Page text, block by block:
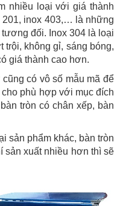
nhiều loại với giá thành
201, inox 403,… là những
đối. Inox 304 là loại
không gỉ, sáng bóng,
giá thành cao hơn.
có vô số mẫu mã để
phù hợp với mục đích
tròn có chân xếp, bàn
sản phẩm khác, bàn tròn
xuất nhiều hơn thì sẽ